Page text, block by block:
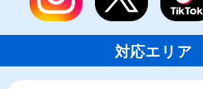
対応エリア